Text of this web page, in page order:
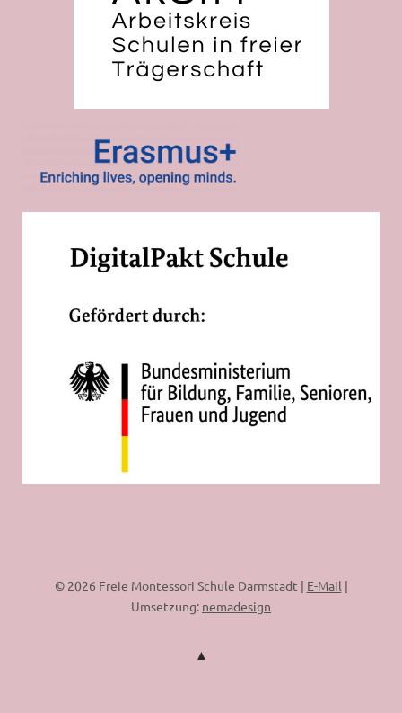
© 2026 Freie Montessori Schule Darmstadt | E-Mail |
Umsetzung: nemadesign